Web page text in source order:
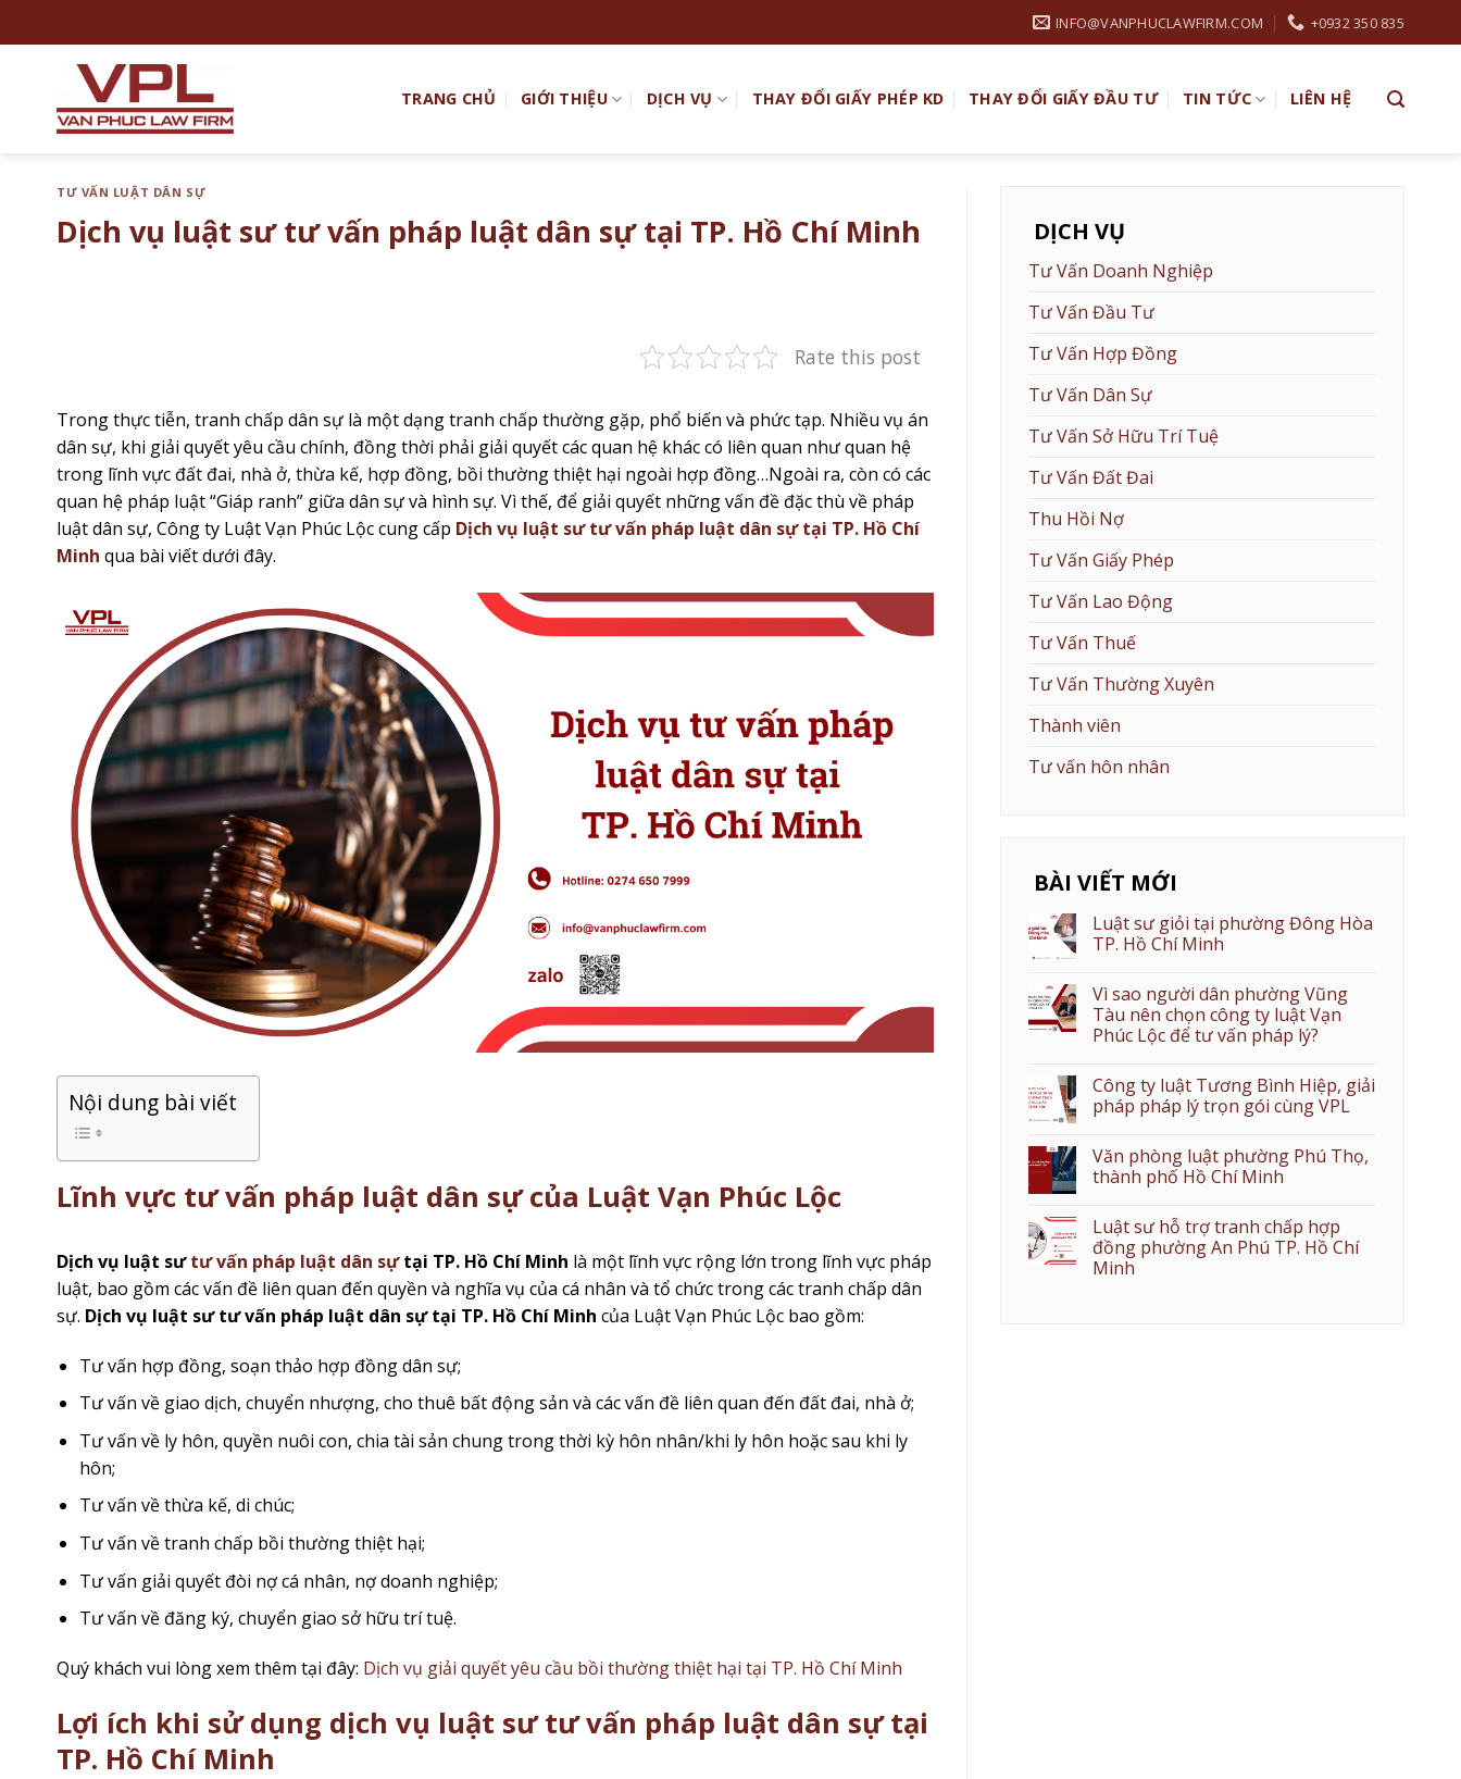
đến
INFO@VANPHUCLAWFIRM.COM +0932 350 835
TRANG CHỦ GIỚI THIỆU DỊCH VỤ THAY ĐỔI GIẤY PHÉP KD THAY ĐỔI GIẤY ĐẦU TƯ TIN TỨC LIÊN HỆ
TƯ VẤN LUẬT DÂN SỰ
Dịch vụ luật sư tư vấn pháp luật dân sự tại TP. Hồ Chí Minh
Rate this post
Trong thực tiễn, tranh chấp dân sự là một dạng tranh chấp thường gặp, phổ biến và phức tạp. Nhiều vụ án
dân sự, khi giải quyết yêu cầu chính, đồng thời phải giải quyết các quan hệ khác có liên quan như quan hệ
trong lĩnh vực đất đai, nhà ở, thừa kế, hợp đồng, bồi thường thiệt hại ngoài hợp đồng…Ngoài ra, còn có các
quan hệ pháp luật “Giáp ranh” giữa dân sự và hình sự. Vì thế, để giải quyết những vấn đề đặc thù về pháp
luật dân sự, Công ty Luật Vạn Phúc Lộc cung cấp Dịch vụ luật sư tư vấn pháp luật dân sự tại TP. Hồ Chí
Minh qua bài viết dưới đây.
Nội dung bài viết
Lĩnh vực tư vấn pháp luật dân sự của Luật Vạn Phúc Lộc
Dịch vụ luật sưtư vấn pháp luật dân sựtại TP. Hồ Chí Minh là một lĩnh vực rộng lớn trong lĩnh vực pháp
luật, bao gồm các vấn đề liên quan đến quyền và nghĩa vụ của cá nhân và tổ chức trong các tranh chấp dân
sự. Dịch vụ luật sư tư vấn pháp luật dân sự tại TP. Hồ Chí Minh của Luật Vạn Phúc Lộc bao gồm:
Tư vấn hợp đồng, soạn thảo hợp đồng dân sự;
Tư vấn về giao dịch, chuyển nhượng, cho thuê bất động sản và các vấn đề liên quan đến đất đai, nhà ở;
Tư vấn về ly hôn, quyền nuôi con, chia tài sản chung trong thời kỳ hôn nhân/khi ly hôn hoặc sau khi ly
hôn;
Tư vấn về thừa kế, di chúc;
Tư vấn về tranh chấp bồi thường thiệt hại;
Tư vấn giải quyết đòi nợ cá nhân, nợ doanh nghiệp;
Tư vấn về đăng ký, chuyển giao sở hữu trí tuệ.
Quý khách vui lòng xem thêm tại đây: Dịch vụ giải quyết yêu cầu bồi thường thiệt hại tại TP. Hồ Chí Minh
Lợi ích khi sử dụng dịch vụ luật sư tư vấn pháp luật dân sự tại
TP. Hồ Chí Minh
DỊCH VỤ
Tư Vấn Doanh Nghiệp
Tư Vấn Đầu Tư
Tư Vấn Hợp Đồng
Tư Vấn Dân Sự
Tư Vấn Sở Hữu Trí Tuệ
Tư Vấn Đất Đai
Thu Hồi Nợ
Tư Vấn Giấy Phép
Tư Vấn Lao Động
Tư Vấn Thuế
Tư Vấn Thường Xuyên
Thành viên
Tư vấn hôn nhân
BÀI VIẾT MỚI
Luật sư giỏi tại phường Đông Hòa
TP. Hồ Chí Minh
Vì sao người dân phường Vũng
Tàu nên chọn công ty luật Vạn
Phúc Lộc để tư vấn pháp lý?
Công ty luật Tương Bình Hiệp, giải
pháp pháp lý trọn gói cùng VPL
Văn phòng luật phường Phú Thọ,
thành phố Hồ Chí Minh
Luật sư hỗ trợ tranh chấp hợp
đồng phường An Phú TP. Hồ Chí
Minh